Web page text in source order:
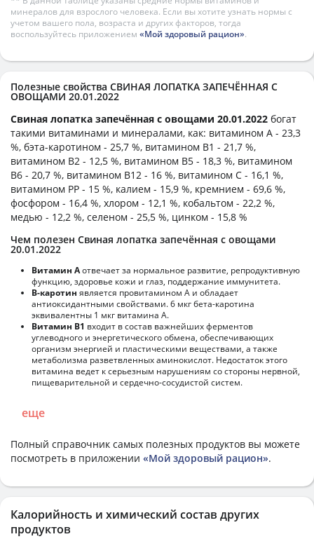
минералов для взрослого человека. Если вы хотите узнать нормы с
учетом вашего пола, возраста и других факторов, тогда
воспользуйтесь приложением «Мой здоровый рацион».
Полезные свойства СВИНАЯ ЛОПАТКА ЗАПЕЧЁННАЯ С
ОВОЩАМИ 20.01.2022
Свиная лопатка запечённая с овощами 20.01.2022 богат
такими витаминами и минералами, как: витамином А - 23,3
%, бэта-каротином - 25,7 %, витамином B1 - 21,7 %,
витамином B2 - 12,5 %, витамином B5 - 18,3 %, витамином
B6 - 20,7 %, витамином B12 - 16 %, витамином C - 16,1 %,
витамином PP - 15 %, калием - 15,9 %, кремнием - 69,6 %,
фосфором - 16,4 %, хлором - 12,1 %, кобальтом - 22,2 %,
медью - 12,2 %, селеном - 25,5 %, цинком - 15,8 %
Чем полезен Свиная лопатка запечённая с овощами
20.01.2022
Витамин Аотвечает за нормальное развитие, репродуктивную
функцию, здоровье кожи и глаз, поддержание иммунитета.
В-каротин является провитамином А и обладает
антиоксидантными свойствами. 6 мкг бета-каротина
эквивалентны 1 мкг витамина А.
Витамин В1 входит в состав важнейших ферментов
углеводного и энергетического обмена, обеспечивающих
организм энергией и пластическими веществами, а также
метаболизма разветвленных аминокислот. Недостаток этого
витамина ведет к серьезным нарушениям со стороны нервной,
пищеварительной и сердечно-сосудистой систем.
еще
Полный справочник самых полезных продуктов вы можете
посмотреть в приложении «Мой здоровый рацион».
Калорийность и химический состав других
продуктов